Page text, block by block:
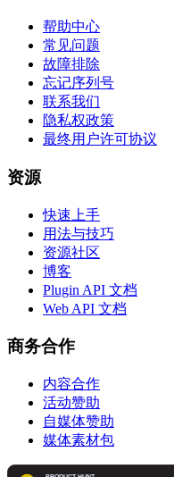
帮助中心
常见问题
故障排除
忘记序列号
联系我们
隐私权政策
最终用户许可协议
资源
快速上手
用法与技巧
资源社区
博客
Plugin API 文档
Web API 文档
商务合作
内容合作
活动赞助
自媒体赞助
媒体素材包